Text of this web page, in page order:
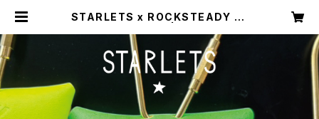
STARLETS x ROCKSTEADY Mi